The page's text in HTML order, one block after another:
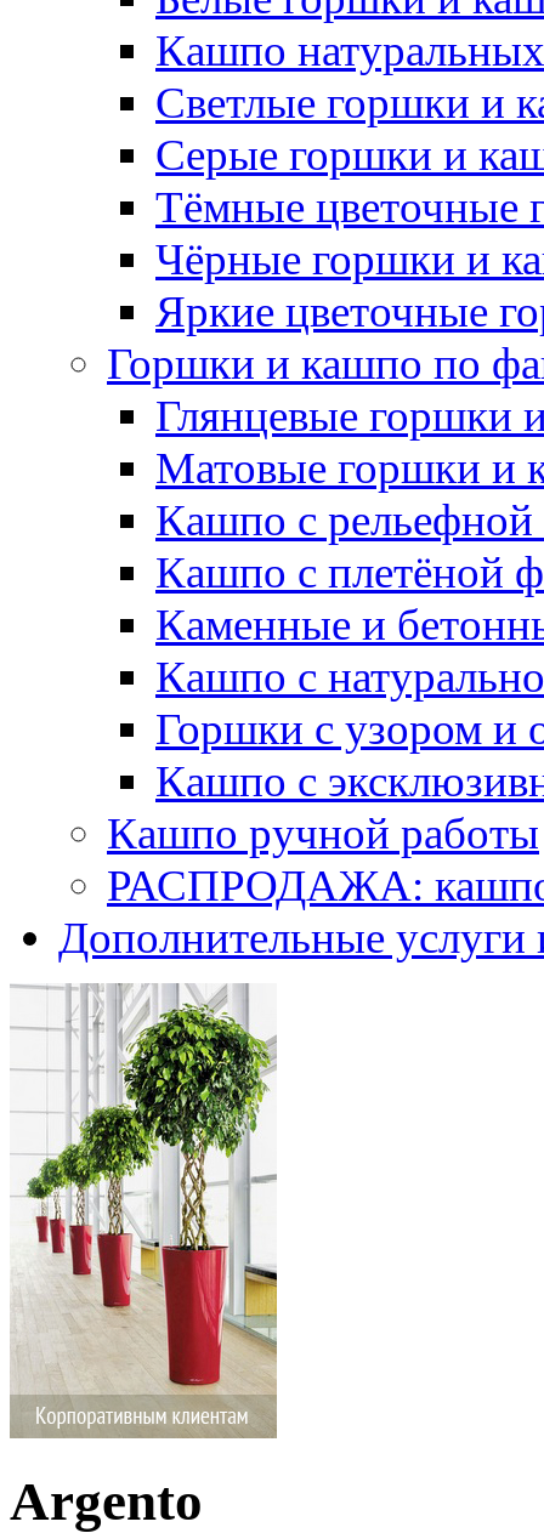
Кашпо
Светлые горшки и
Серые горшки и
Тёмные цветочные
Чёрные горшки и
Яркие цветочные
Горшки и кашпо по
Глянцевые горшки
Матовые горшки и
Кашпо с рельефной
Кашпо с плетёной
Каменные и
Кашпо с
Горшки с узором и
Кашпо с
Кашпо ручной работы
РАСПРОДАЖА: кашпо
Дополнительные услуги
Argento